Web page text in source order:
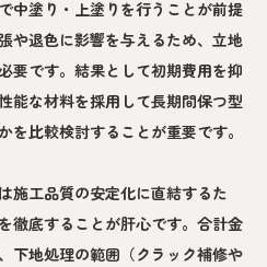
中塗り・上塗りを行うことが前提
や退色に影響を与えるため、立地
要です。結果として初期費用を抑
能な材料を採用して長期間保つ型
を比較検討することが重要です。
施工品質の安定化に直結するた
徹底することが肝心です。合計金
下地処理の範囲（クラック補修や